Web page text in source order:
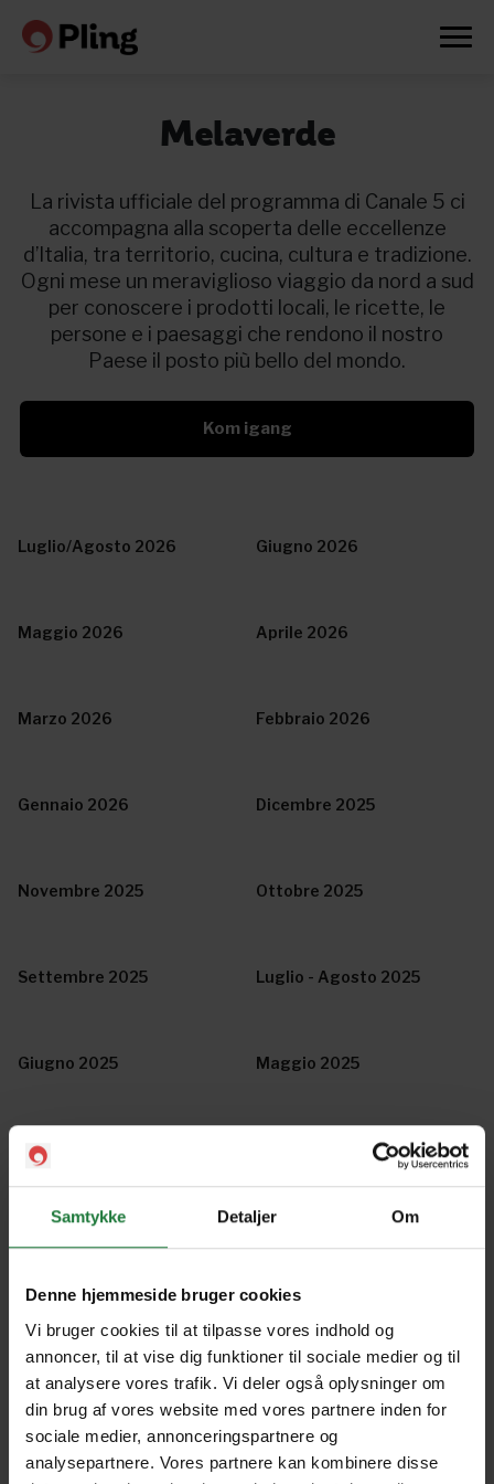
Samtykke Detaljer Om
Denne hjemmeside bruger cookies
Vi bruger cookies til at tilpasse vores indhold og
annoncer, til at vise dig funktioner til sociale medier og til
at analysere vores trafik. Vi deler også oplysninger om
din brug af vores website med vores partnere inden for
sociale medier, annonceringspartnere og
analysepartnere. Vores partnere kan kombinere disse
Prøv en måned gratis
Melaverde
La rivista ufficiale del programma di Canale 5 ci
accompagna alla scoperta delle eccellenze
d’Italia, tra territorio, cucina, cultura e tradizione.
Ogni mese un meraviglioso viaggio da nord a sud
per conoscere i prodotti locali, le ricette, le
persone e i paesaggi che rendono il nostro
Paese il posto più bello del mondo.
Kom igang
Luglio/Agosto 2026 Giugno 2026
Maggio 2026 Aprile 2026
Marzo 2026 Febbraio 2026
Gennaio 2026 Dicembre 2025
Novembre 2025 Ottobre 2025
Settembre 2025 Luglio - Agosto 2025
Giugno 2025 Maggio 2025
Aprile 2025
Dicembre 2024 Novembre 2024
Ottobre 2024 Settembre 2024